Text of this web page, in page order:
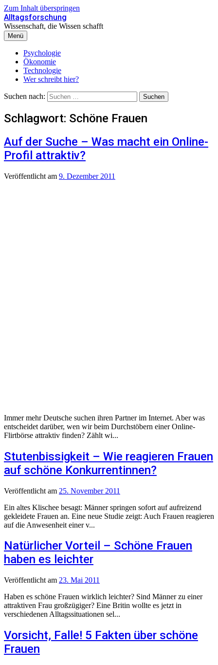
Zum Inhalt überspringen
Alltagsforschung
Wissenschaft, die Wissen schafft
Menü
Psychologie
Ökonomie
Technologie
Wer schreibt hier?
Suchen nach:
Schlagwort: Schöne Frauen
Auf der Suche – Was macht ein Online-
Profil attraktiv?
Veröffentlicht am 9. Dezember 2011
Immer mehr Deutsche suchen ihren Partner im Internet. Aber was
entscheidet darüber, wen wir beim Durchstöbern einer Online-
Flirtbörse attraktiv finden? Zählt wi...
Stutenbissigkeit – Wie reagieren Frauen
auf schöne Konkurrentinnen?
Veröffentlicht am 25. November 2011
Ein altes Klischee besagt: Männer springen sofort auf aufreizend
gekleidete Frauen an. Eine neue Studie zeigt: Auch Frauen reagieren
auf die Anwesenheit einer v...
Natürlicher Vorteil – Schöne Frauen
haben es leichter
Veröffentlicht am 23. Mai 2011
Haben es schöne Frauen wirklich leichter? Sind Männer zu einer
attraktiven Frau großzügiger? Eine Britin wollte es jetzt in
verschiedenen Alltagssituationen sel...
Vorsicht, Falle! 5 Fakten über schöne
Frauen